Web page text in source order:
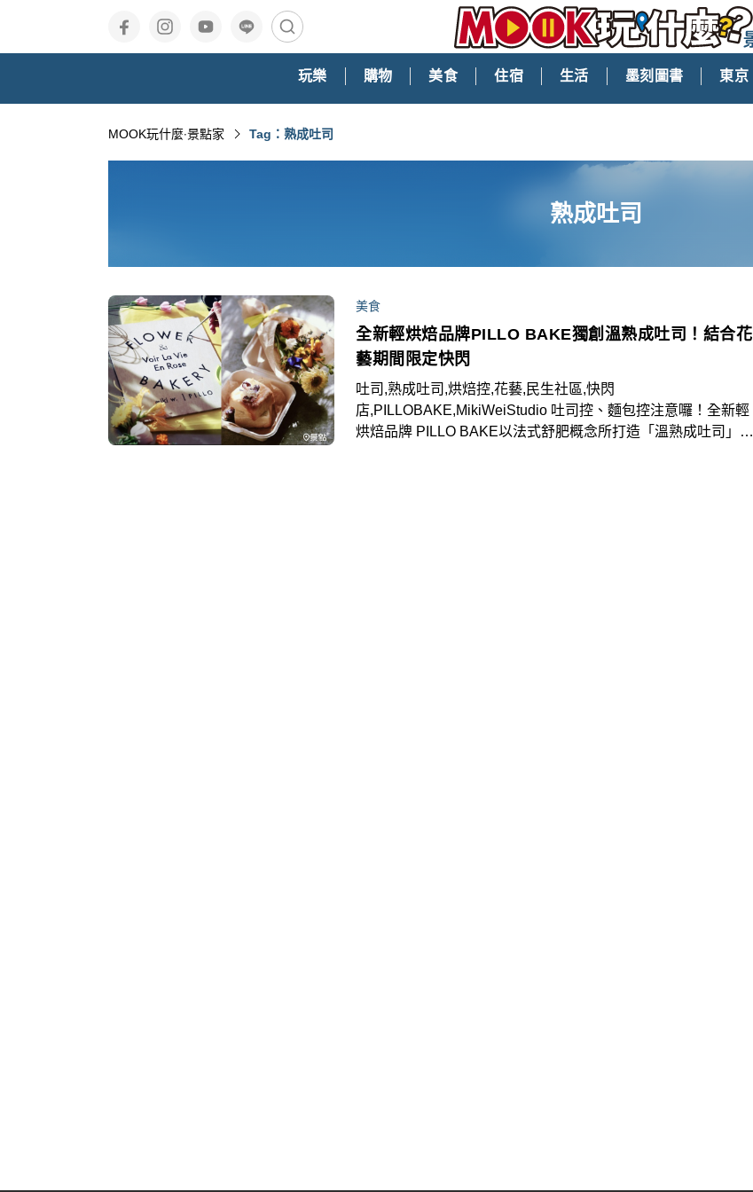
玩樂 購物 美食 住宿 生活 墨刻圖書 東京
MOOK玩什麼‧景點家 Tag：熟成吐司
熟成吐司
美食
全新輕烘焙品牌PILLO BAKE獨創溫熟成吐司！結合花
藝期間限定快閃
吐司,熟成吐司,烘焙控,花藝,民生社區,快閃
店,PILLOBAKE,MikiWeiStudio 吐司控、麵包控注意囉！全新輕
烘焙品牌 PILLO BAKE以法式舒肥概念所打造「溫熟成吐司」，